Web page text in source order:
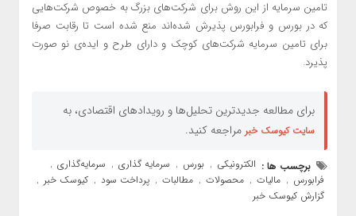
تامین سرمایه از این روش برای شرکت‌های بزرگ به‌ خصوص شرکت‌هایی
که در بورس و فرابورس پذیرش شده‌اند منع شده است تا رقابت صرفا
برای تامین سرمایه شرکت‌های کوچک و دارای طرح و ایده‌‌ی نو صورت
پذیرد.
برای مطالعه جدیدترین تحلیل‌ها و رویدادهای اقتصادی، به
سایت کیوسک خبر مراجعه کنید.
برچسب ها : الکترونیکی , بورس , سرمایه گذاری , سرمایه‌گذاری ,
فرابورس , مالیات , محصولات , مطالبات , پرداخت سود , کیوسک خبر ,
گزارش کیوسک خبر